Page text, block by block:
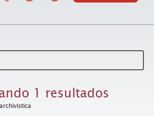
1 resultados